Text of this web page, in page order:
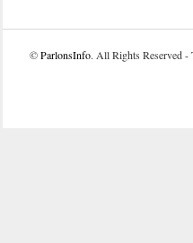
©ParlonsInfo. All Rights Reserved -